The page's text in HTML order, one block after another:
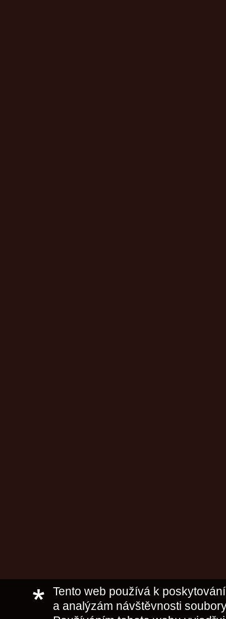
Tento web používá k
a analýzám návštěvnosti